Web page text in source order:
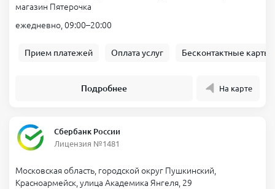
магазин Пятерочка
ежедневно, 09:00–20:00
Прием платежей Оплата услуг Бесконтактные карты
Подробнее На карте
Сбербанк России
Лицензия №1481
Московская область, городской округ Пушкинский,
Красноармейск, улица Академика Янгеля, 29